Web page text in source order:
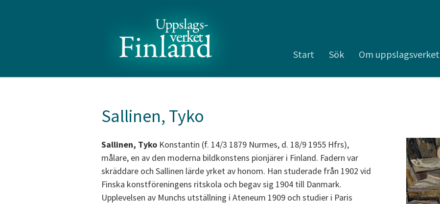
Start Sök Om uppslagsverket
Sallinen, Tyko
Sallinen, Tyko Konstantin (f. 14/3 1879 Nurmes, d. 18/9 1955 Hfrs),
målare, en av den moderna bildkonstens pionjärer i Finland. Fadern var
skräddare och Sallinen lärde yrket av honom. Han studerade från 1902 vid
Finska konstföreningens ritskola och begav sig 1904 till Danmark.
Upplevelsen av Munchs utställning i Ateneum 1909 och studier i Paris